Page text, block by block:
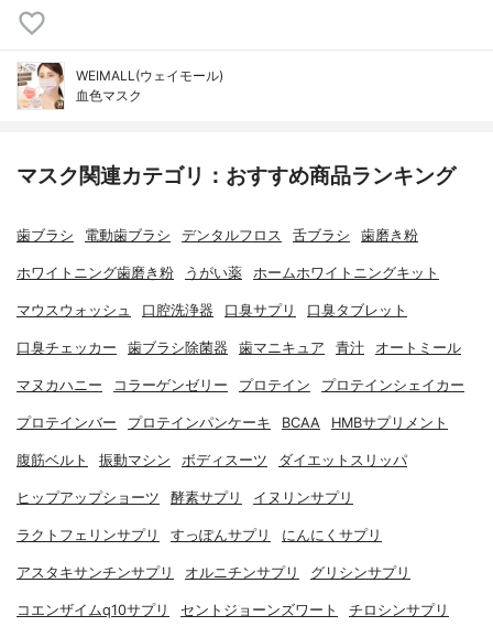
WEIMALL(ウェイモール)
血色マスク
マスク関連カテゴリ：おすすめ商品ランキング
歯ブラシ 電動歯ブラシ デンタルフロス 舌ブラシ 歯磨き粉
ホワイトニング歯磨き粉 うがい薬 ホームホワイトニングキット
マウスウォッシュ 口腔洗浄器 口臭サプリ 口臭タブレット
口臭チェッカー 歯ブラシ除菌器 歯マニキュア 青汁 オートミール
マヌカハニー コラーゲンゼリー プロテイン プロテインシェイカー
プロテインバー プロテインパンケーキ BCAA HMBサプリメント
腹筋ベルト 振動マシン ボディスーツ ダイエットスリッパ
ヒップアップショーツ 酵素サプリ イヌリンサプリ
ラクトフェリンサプリ すっぽんサプリ にんにくサプリ
アスタキサンチンサプリ オルニチンサプリ グリシンサプリ
コエンザイムq10サプリ セントジョーンズワート チロシンサプリ